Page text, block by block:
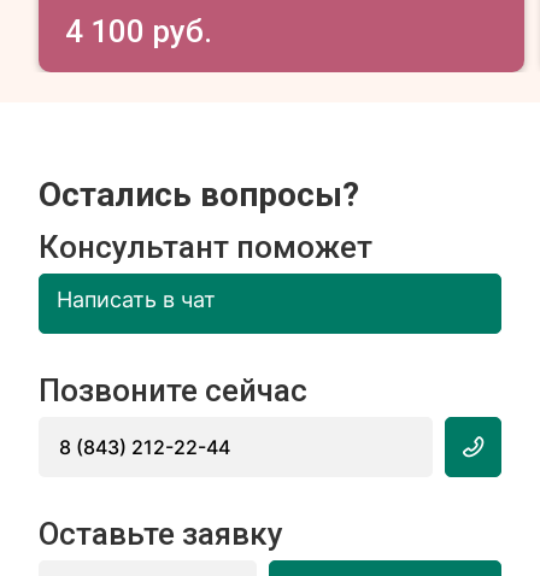
4 100 руб.
Остались вопросы?
Консультант поможет
Написать в чат
Позвоните сейчас
8 (843) 212-22-44
Оставьте заявку